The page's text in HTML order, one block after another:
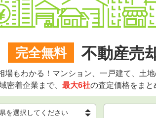
完全無料 不動産売
場もわかる！マンション、一戸建て、土地
密着企業まで、 最大6社の査定価格をまと